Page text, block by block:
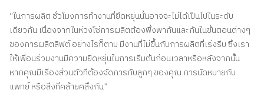
“ในการผลิต ชั่วโมงการทำงานที่ยืดหยุ่นนั้นอาจจะไม่ได้เป็นไปในระดับ
เดียวกัน เนื่องจากในห่วงโซ่การผลิตต้องพึ่งพากันและกันในขั้นตอนต่างๆ
ของการผลิตลิฟต์ อย่างไรก็ตาม มีงานที่ไม่ขึ้นกับการผลิตที่เร่งรีบ ซึ่งเรา
ให้เพื่อนร่วมงานมีความยืดหยุ่นในการเริ่มต้นก่อนเวลาหรือหลังจากนั้น
หากคุณมีเรื่องส่วนตัวที่ต้องจัดการกับลูกๆ ของคุณ การนัดหมายกับ
แพทย์ หรือสิ่งที่คล้ายคลึงกัน”